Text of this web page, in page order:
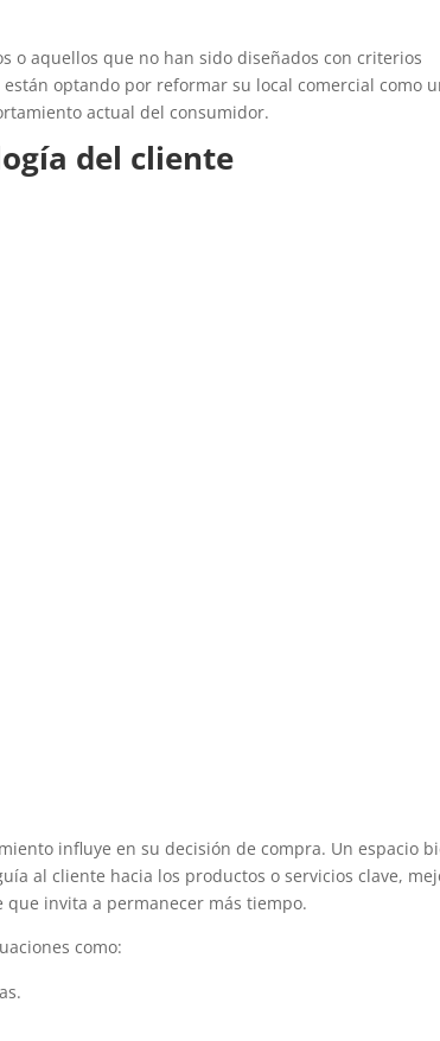
o aquellos que no han sido diseñados con criterios
optando por reformar su local comercial como
actual del consumidor.
del cliente
influye en su decisión de compra. Un espacio
al cliente hacia los productos o servicios clave,
invita a permanecer más tiempo.
como: